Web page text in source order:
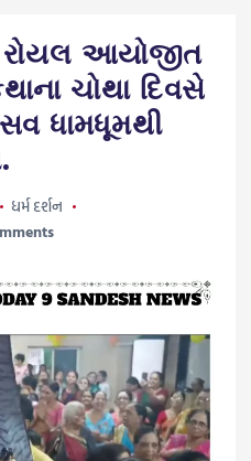
આયોજીત
ચોથા દિવસે
ધામધૂમથી
ધર્મ દર્શન